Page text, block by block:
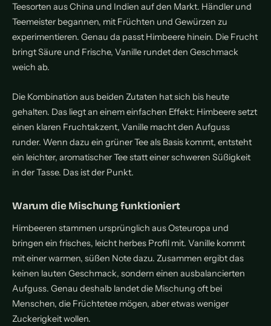
Teesorten aus China und Indien auf den Markt. Händler und
Teemeister begannen, mit Früchten und Gewürzen zu
experimentieren. Genau da passt Himbeere hinein. Die Frucht
bringt Säure und Frische, Vanille rundet den Geschmack
weich ab.
Die Kombination aus beiden Zutaten hat sich bis heute
gehalten. Das liegt an einem einfachen Effekt: Himbeere setzt
einen klaren Fruchtakzent, Vanille macht den Aufguss
runder. Wenn dazu ein grüner Tee als Basis kommt, entsteht
ein leichter, aromatischer Tee statt einer schweren Süßigkeit
in der Tasse. Das ist der Punkt.
Warum die Mischung funktioniert
Himbeeren stammen ursprünglich aus Osteuropa und
bringen ein frisches, leicht herbes Profil mit. Vanille kommt
mit einer warmen, süßen Note dazu. Zusammen ergibt das
keinen lauten Geschmack, sondern einen ausbalancierten
Aufguss. Genau deshalb landet die Mischung oft bei
Menschen, die Früchtetee mögen, aber etwas weniger
Zuckerigkeit wollen.